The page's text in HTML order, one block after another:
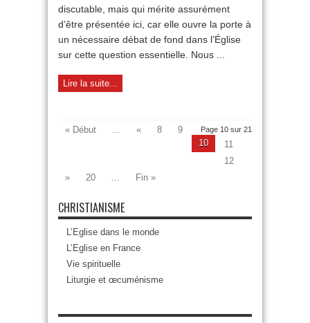
discutable, mais qui mérite assurément
d’être présentée ici, car elle ouvre la porte à
un nécessaire débat de fond dans l’Église
sur cette question essentielle. Nous ...
Lire la suite...
Page 10 sur 21
« Début ... « 8
9
10
11
12
»
20 ... Fin »
CHRISTIANISME
L’Eglise dans le monde
L’Eglise en France
Vie spirituelle
Liturgie et œcuménisme